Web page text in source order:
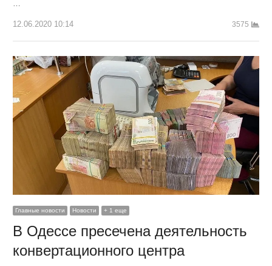
…
12.06.2020 10:14 3575
Главные новости Новости + 1 еще
В Одессе пресечена деятельность
конвертационного центра